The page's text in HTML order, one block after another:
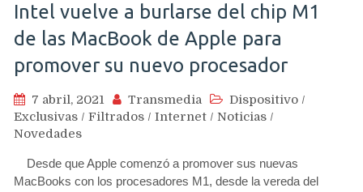
Intel vuelve a burlarse del chip M1
de las MacBook de Apple para
promover su nuevo procesador
7 abril, 2021 Transmedia Dispositivo /
Exclusivas / Filtrados / Internet / Noticias /
Novedades
Desde que Apple comenzó a promover sus nuevas
MacBooks con los procesadores M1, desde la vereda del